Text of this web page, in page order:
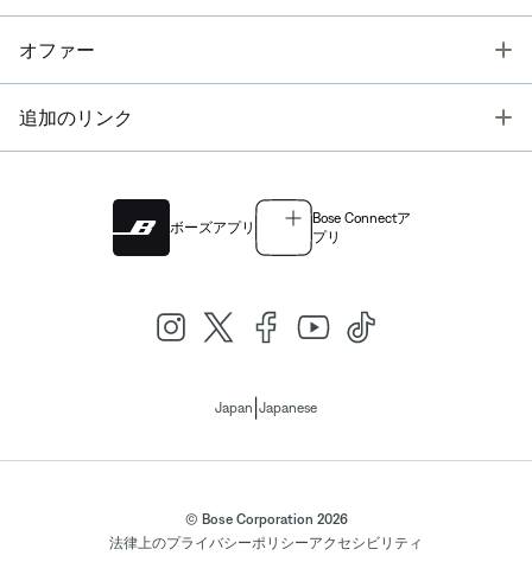
オファー
追加のリンク
ボーズアプリ
Bose Connectア
プリ
Japan Japanese
© Bose Corporation 2026
法律上のプライバシーポリシーアクセシビリティ